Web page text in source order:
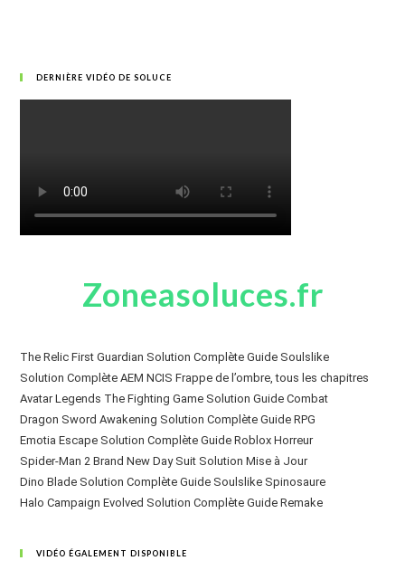
DERNIÈRE VIDÉO DE SOLUCE
Zoneasoluces.fr
The Relic First Guardian Solution Complète Guide Soulslike
Solution Complète AEM NCIS Frappe de l’ombre, tous les chapitres
Avatar Legends The Fighting Game Solution Guide Combat
Dragon Sword Awakening Solution Complète Guide RPG
Emotia Escape Solution Complète Guide Roblox Horreur
Spider-Man 2 Brand New Day Suit Solution Mise à Jour
Dino Blade Solution Complète Guide Soulslike Spinosaure
Halo Campaign Evolved Solution Complète Guide Remake
VIDÉO ÉGALEMENT DISPONIBLE